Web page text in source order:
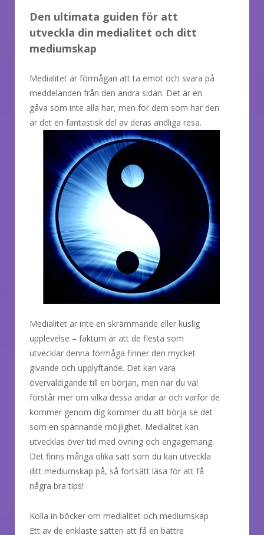
Den ultimata guiden för att
utveckla din medialitet och ditt
mediumskap
Medialitet är förmågan att ta emot och svara på
meddelanden från den andra sidan. Det är en
gåva som inte alla har, men för dem som har den
är det en fantastisk del av deras andliga resa.
Medialitet är inte en skrämmande eller kuslig
upplevelse – faktum är att de flesta som
utvecklar denna förmåga finner den mycket
givande och upplyftande. Det kan vara
överväldigande till en början, men när du väl
förstår mer om vilka dessa andar är och varför de
kommer genom dig kommer du att börja se det
som en spännande möjlighet. Medialitet kan
utvecklas över tid med övning och engagemang.
Det finns många olika sätt som du kan utveckla
ditt mediumskap på, så fortsätt läsa för att få
några bra tips!
Kolla in böcker om medialitet och mediumskap
Ett av de enklaste sätten att få en bättre